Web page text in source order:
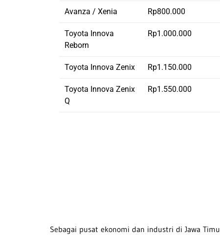
Avanza / Xenia Rp800.000
Toyota Innova
Reborn
Rp1.000.000
Toyota Innova Zenix Rp1.150.000
Toyota Innova Zenix
Q
Rp1.550.000
Sebagai pusat ekonomi dan industri di Jawa